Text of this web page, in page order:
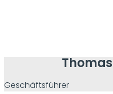
Geschäftsführer